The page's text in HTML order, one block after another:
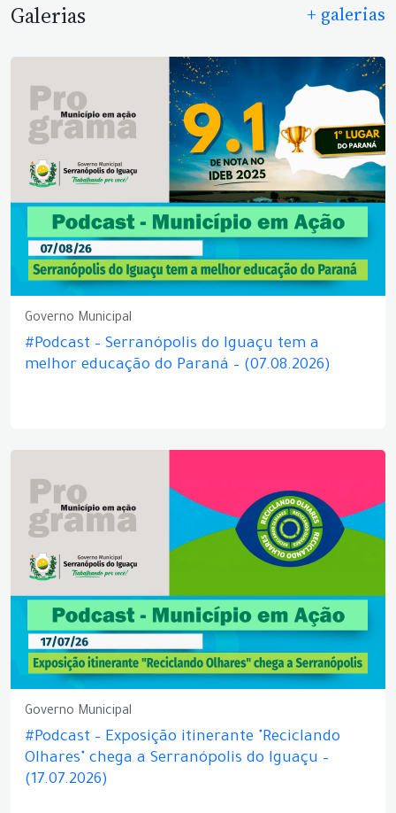
Galerias + galerias
Governo Municipal
#Podcast – Serranópolis do Iguaçu tem a
melhor educação do Paraná – (07.08.2026)
Governo Municipal
#Podcast – Exposição itinerante "Reciclando
Olhares" chega a Serranópolis do Iguaçu –
(17.07.2026)